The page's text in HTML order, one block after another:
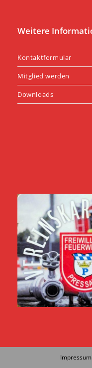
Weitere
Kontaktformular
Mitglied werden
Downloads
Impressum